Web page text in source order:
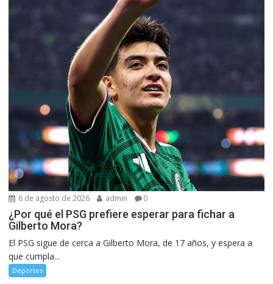
6 de agosto de 2026 admin 0
¿Por qué el PSG prefiere esperar para fichar a
Gilberto Mora?
El PSG sigue de cerca a Gilberto Mora, de 17 años, y espera a
que cumpla...
Deportes